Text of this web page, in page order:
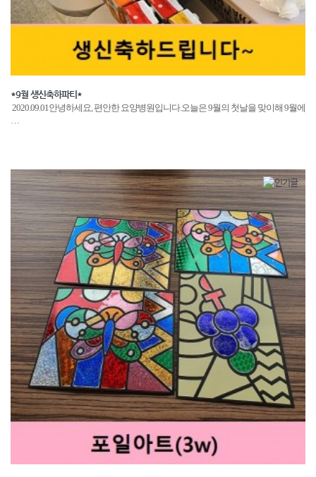
*9월 생신축하파티*
2020.09.01안녕하세요, 편안한 요양병원입니다.오늘은 9월의 첫날을 맞이해 9월에
…